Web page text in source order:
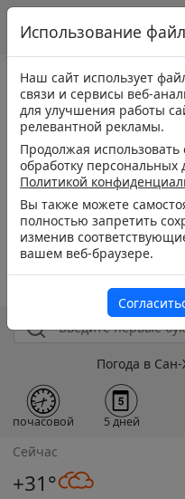
Погода в
почасовой 5 дней
Сейчас
+31°
Использование
Наш сайт использует
связи и сервисы веб-
для улучшения работы
релевантной рекламы.
Продолжая использовать
обработку персональных
Политикой
Вы также можете
полностью запретить
изменив
вашем веб-браузере.